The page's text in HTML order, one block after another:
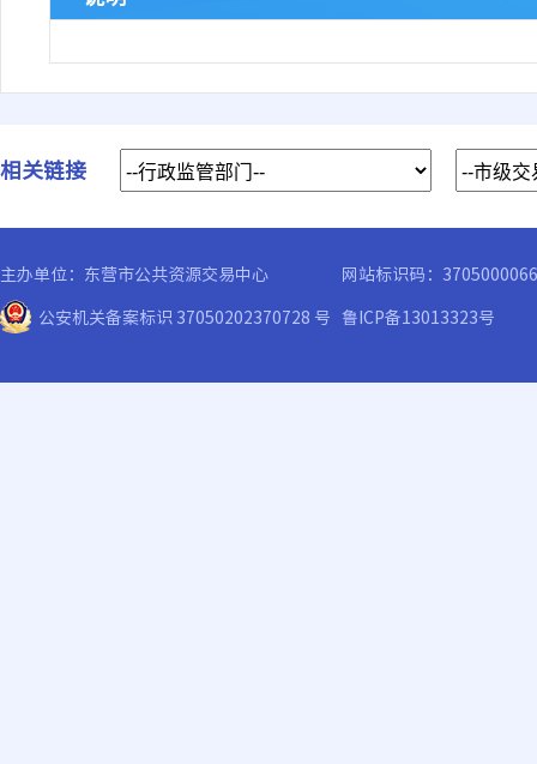
相关链接
主办单位：东营市公共资源交易中心
网站标识码：3705000066
公安机关备案标识 37050202370728 号 鲁ICP备13013323号